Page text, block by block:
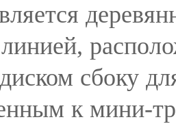
сбоку
к мини-